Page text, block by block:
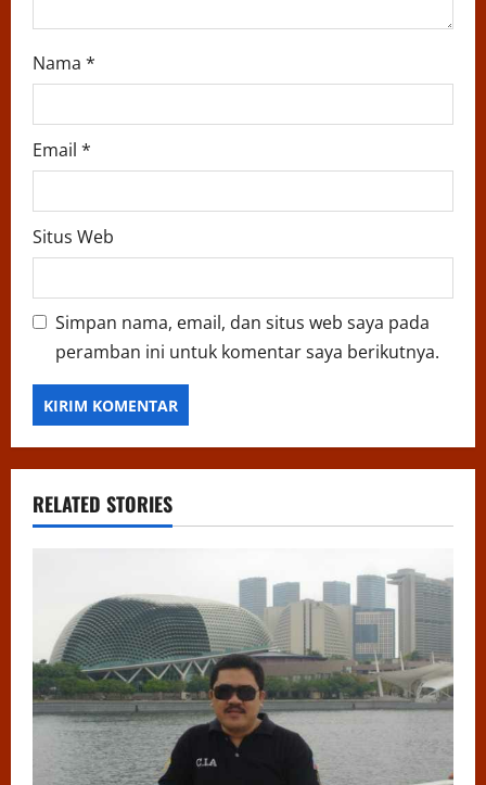
Nama *
Email *
Situs Web
Simpan nama, email, dan situs web saya pada
peramban ini untuk komentar saya berikutnya.
RELATED STORIES